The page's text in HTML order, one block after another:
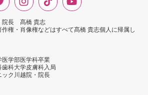
院長 髙橋 貴志
権・肖像権などはすべて髙橋 貴志個人に帰属し
学部医学科卒業
科大学皮膚科入局
ク川越院・院長